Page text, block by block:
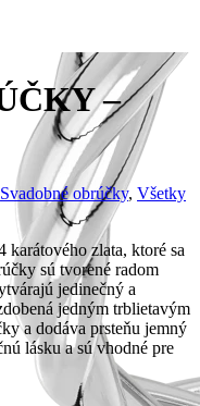
–
Svadobné obrúčky, Všetky
karátového zlata, ktoré sa
sú tvorené radom
jedinečný a
jedným trblietavým
a dodáva prsteňu jemný
lásku a sú vhodné pre